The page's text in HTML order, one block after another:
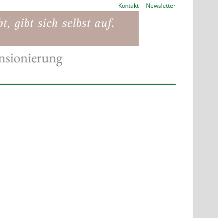
Kontakt Newsletter